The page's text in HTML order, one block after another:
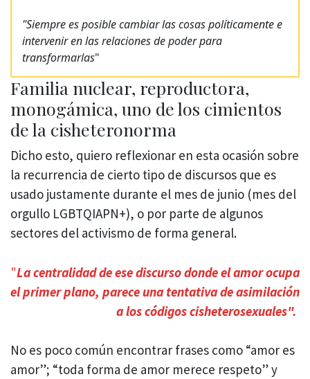
"Siempre es posible cambiar las cosas políticamente e
intervenir en las relaciones de poder para
transformarlas"
Familia nuclear, reproductora,
monogámica, uno de los cimientos
de la cisheteronorma
Dicho esto, quiero reflexionar en esta ocasión sobre
la recurrencia de cierto tipo de discursos que es
usado justamente durante el mes de junio (mes del
orgullo LGBTQIAPN+), o por parte de algunos
sectores del activismo de forma general.
"La centralidad de ese discurso donde el amor ocupa
el primer plano, parece una tentativa de asimilación
a los códigos cisheterosexuales".
No es poco común encontrar frases como “amor es
amor”; “toda forma de amor merece respeto” y